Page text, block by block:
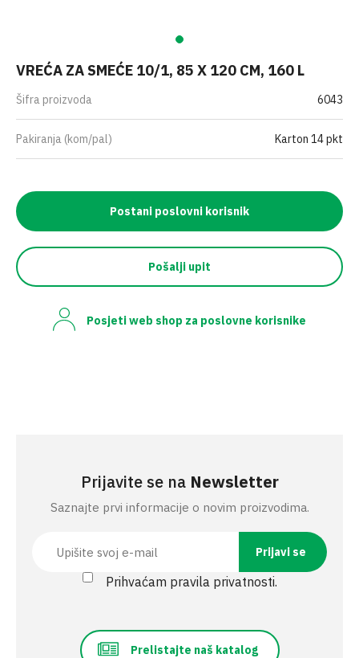
VREĆA ZA SMEĆE 10/1, 85 X 120 CM, 160 L
Šifra proizvoda 6043
Pakiranja (kom/pal) Karton 14 pkt
Postani poslovni korisnik
Pošalji upit
Posjeti web shop za poslovne korisnike
Prijavite se na Newsletter
Saznajte prvi informacije o novim proizvodima.
Prihvaćam pravila privatnosti.
Prelistajte naš katalog